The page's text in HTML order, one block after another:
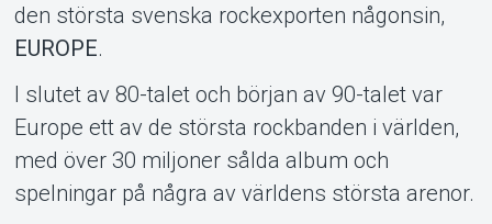
Om Tickster
den största svenska rockexporten någonsin,
EUROPE.
I slutet av 80-talet och början av 90-talet var
Europe ett av de största rockbanden i världen,
med över 30 miljoner sålda album och
spelningar på några av världens största arenor.